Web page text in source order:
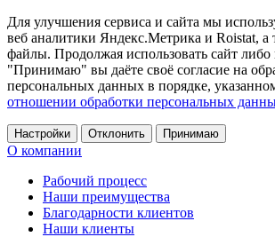
Для улучшения сервиса и сайта мы
веб аналитики Яндекс.Метрика и Roistat, а
файлы. Продолжая использовать сайт
"Принимаю" вы даёте своё согласие на
персональных данных в порядке,
отношении обработки персональных
Настройки Отклонить Принимаю
О компании
Рабочий процесс
Наши преимущества
Благодарности клиентов
Наши клиенты